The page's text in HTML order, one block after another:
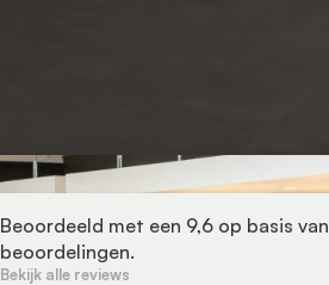
Beoordeeld met een 9,6 op basis
beoordelingen.
Bekijk alle reviews